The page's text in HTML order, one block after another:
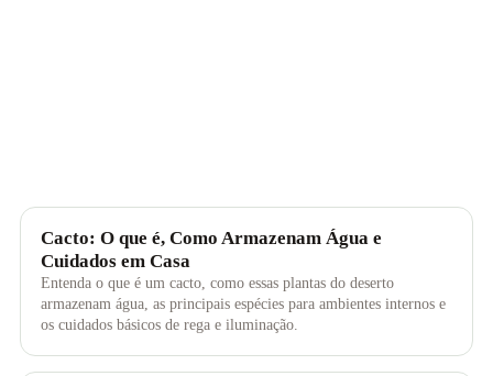
Cacto: O que é, Como Armazenam Água e
Cuidados em Casa
Entenda o que é um cacto, como essas plantas do deserto
armazenam água, as principais espécies para ambientes internos e
os cuidados básicos de rega e iluminação.